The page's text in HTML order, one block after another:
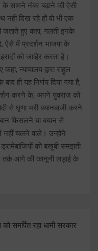
सामने नंबर बढ़ाने की ऐसी
नही दिख रहे हों वो भी एक
जताते हुए कहा, गलती इनके
ऐसे में प्रदर्शन भाजपा के
को जाहिर करता है।
न्यायालय द्वारा राहुल
ही यह निर्णय दिया गया है,
करने के, अपने युवराज को
से घृणा भरी बयानबाजी करने
फिसलने या बयान से
नहीं चलने वाले। उन्होंने
को बखूबी समझती
तर्क आगे की कानूनी लड़ाई के
समर्पित रहा धामी सरकार